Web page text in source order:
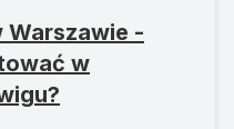
Warszawie -
w